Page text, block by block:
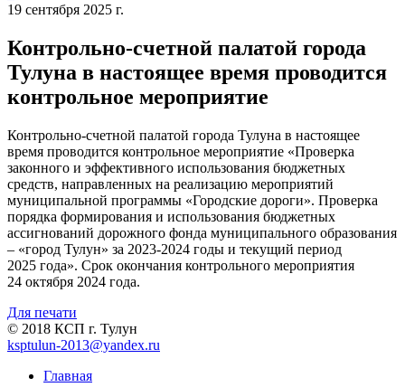
19 сентября 2025 г.
Контрольно-счетной палатой города
Тулуна в настоящее время проводится
контрольное мероприятие
Контрольно-счетной палатой города Тулуна в настоящее
время проводится контрольное мероприятие «Проверка
законного и эффективного использования бюджетных
средств, направленных на реализацию мероприятий
муниципальной программы «Городские дороги». Проверка
порядка формирования и использования бюджетных
ассигнований дорожного фонда муниципального образования
– «город Тулун» за 2023-2024 годы и текущий период
2025 года». Срок окончания контрольного мероприятия
24 октября 2024 года.
Для печати
© 2018 КСП г. Тулун
ksptulun-2013@yandex.ru
Главная